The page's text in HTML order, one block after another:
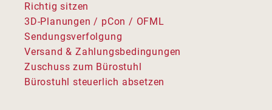
Richtig sitzen
3D-Planungen / pCon / OFML
Sendungsverfolgung
Versand & Zahlungsbedingungen
Zuschuss zum Bürostuhl
Bürostuhl steuerlich absetzen